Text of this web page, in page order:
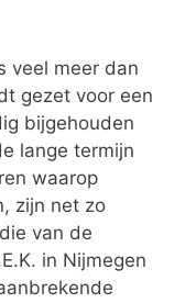
veel meer dan
gezet voor een
bijgehouden
lange termijn
waarop
zijn net zo
van de
in Nijmegen